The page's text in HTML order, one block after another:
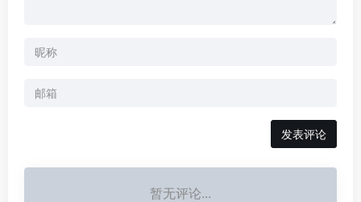
发表评论
暂无评论...